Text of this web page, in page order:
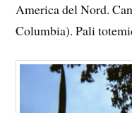
America del Nord.
Columbia). Pali